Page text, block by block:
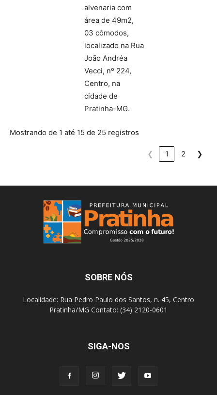
alvenaria com
área de 49m2,
03 cômodos,
localizado na Rua
João Andréa
Vecci, nº 224,
Centro, na
cidade de
Pratinha-MG.
Mostrando de 1 até 15 de 25 registros
❮ 1 2 ❯
SOBRE NÓS
Localidade: Rua Pedro Paulo dos Santos, n. 45, Centro
Pratinha/MG Contato: (34) 2120-0601
SIGA-NOS